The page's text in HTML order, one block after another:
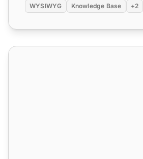
WYSIWYG Knowledge Base +2
Funkcie e-mailovej marketingu